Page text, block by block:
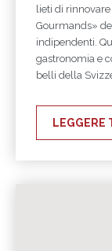
lieti di
Gourmands»
indipendenti.
gastronomia e
belli della
LEGGERE